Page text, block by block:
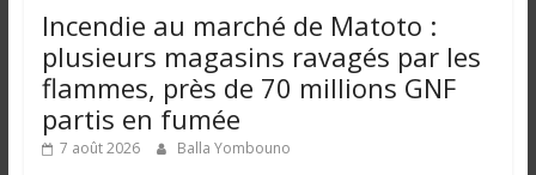
Incendie au marché de Matoto :
plusieurs magasins ravagés par les
flammes, près de 70 millions GNF
partis en fumée
7 août 2026 Balla Yombouno